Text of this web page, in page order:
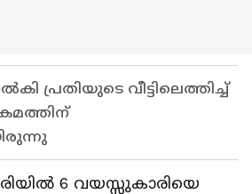
പ്രതിയുടെ വീട്ടിലെത്തിച്ച്
6 വയസ്സുകാരിയെ